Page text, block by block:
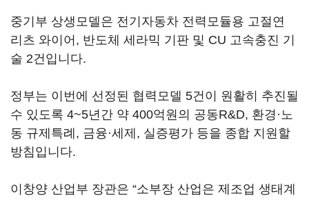
중기부 상생모델은 전기자동차 전력모듈용 고절연
리츠 와이어, 반도체 세라믹 기판 및 CU 고속충진 기
술 2건입니다.
정부는 이번에 선정된 협력모델 5건이 원활히 추진될
수 있도록 4~5년간 약 400억원의 공동R&D, 환경·노
동 규제특례, 금융·세제, 실증평가 등을 종합 지원할
방침입니다.
이창양 산업부 장관은 “소부장 산업은 제조업 생태계